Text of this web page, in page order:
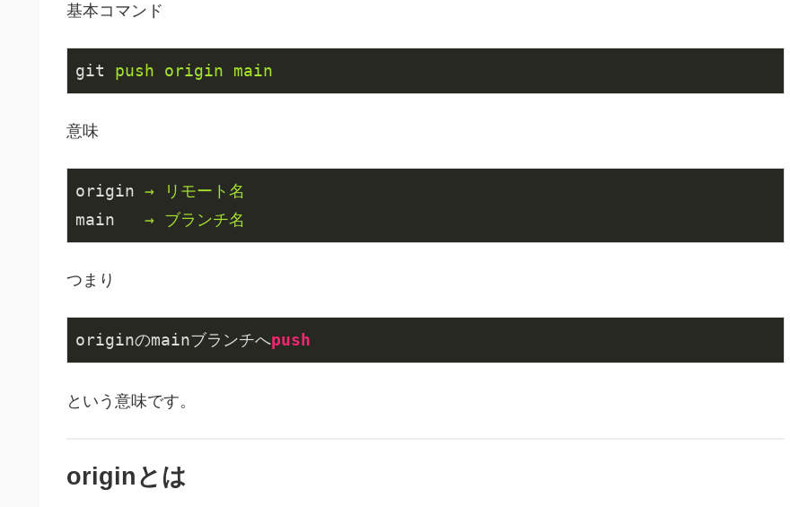
基本コマンド
git push origin main
意味
origin → リモート名
main
→ ブランチ名
つまり
originのmainブランチへpush
という意味です。
originとは